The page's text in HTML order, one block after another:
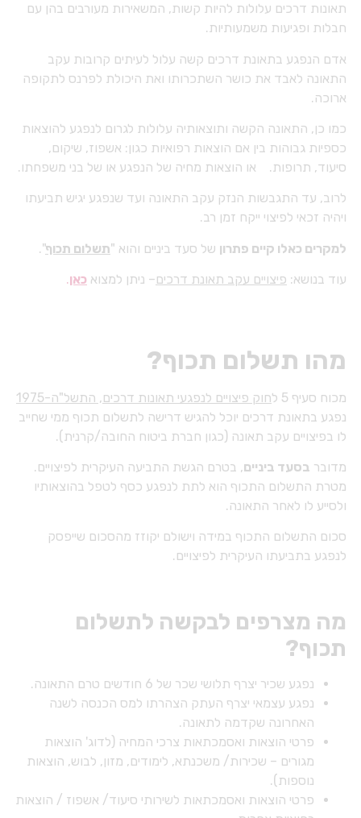
תאונות דרכים עלולות להיות קשות, המשאירות מעורבים בהן עם
חבלות ופגיעות משמעותיות.
אדם הנפגע בתאונת דרכים קשה עלול לעיתים קרובות עקב
התאונה לאבד את כושר השתכרותו ואת היכולת לפרנס לתקופה
ארוכה.
כמו כן, התאונה הקשה ותוצאותיה עלולות לגרום לנפגע להוצאות
כספיות גבוהות בין אם הוצאות רפואיות כגון: אשפוז, שיקום,
סיעוד, תרופות. או הוצאות מחיה של הנפגע או של בני משפחתו.
לרוב, עד התגבשות הנזק עקב התאונה ועד שנפגע יגיש תביעתו
ויהיה זכאי לפיצוי ייקח זמן רב.
למקרים כאלו קיים פתרון של סעד ביניים והוא "תשלום תכוף".
עוד בנושא: פיצויים עקב תאונת דרכים– ניתן למצוא כאן.
מהו תשלום תכוף?
מכוח סעיף 5 ל
חוק פיצויים לנפגעי תאונות דרכים, התשל"ה-1975
נפגע בתאונת דרכים יוכל להגיש דרישה לתשלום תכוף ממי שחייב
לו בפיצויים עקב תאונה (כגון חברת ביטוח החובה/קרנית).
מדובר בסעד ביניים, בטרם הגשת התביעה העיקרית לפיצויים.
מטרת התשלום התכוף הוא לתת לנפגע כסף לטפל בהוצאותיו
ולסייע לו לאחר התאונה.
סכום התשלום התכוף במידה וישולם יקוזז מהסכום שייפסק
לנפגע בתביעתו העיקרית לפיצויים.
מה מצרפים לבקשה לתשלום
תכוף?
נפגע שכיר יצרף תלושי שכר של 6 חודשים טרם התאונה.
נפגע עצמאי יצרף העתק הצהרתו למס הכנסה לשנה
האחרונה שקדמה לתאונה.
פרטי הוצאות ואסמכתאות צרכי המחיה (לדוג' הוצאות
מגורים – שכירות/ משכנתא, לימודים, מזון, לבוש, הוצאות
נוספות).
פרטי הוצאות ואסמכתאות לשירותי סיעוד/ אשפוז / הוצאות